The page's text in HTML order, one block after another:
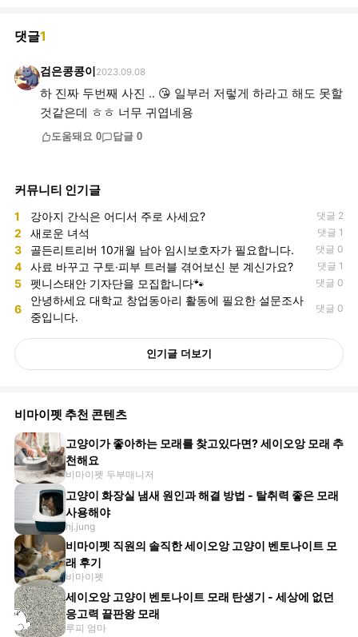
댓글1
검은콩콩이 2023.09.08
하 진짜 두번째 사진 .. 😘 일부러 저렇게 하라고 해도 못할
것같은데 ㅎㅎ 너무 귀엽네용
도움돼요 0 답글 0
커뮤니티 인기글
1 강아지 간식은 어디서 주로 사세요? 댓글 2
2 새로운 녀석 댓글 1
3 골든리트리버 10개월 남아 임시보호자가 필요합니다. 댓글 0
4 사료 바꾸고 구토·피부 트러블 겪어보신 분 계신가요? 댓글 1
5 펫니스태안 기자단을 모집합니다🐾 댓글 0
6
안녕하세요 대학교 창업동아리 활동에 필요한 설문조사
중입니다.
댓글 0
인기글 더보기
비마이펫 추천 콘텐츠
고양이가 좋아하는 모래를 찾고있다면? 세이오앙 모래 추
천해요
비마이펫 두부매니저
고양이 화장실 냄새 원인과 해결 방법 - 탈취력 좋은 모래
사용해야
hj.jung
비마이펫 직원의 솔직한 세이오앙 고양이 벤토나이트 모
래 후기
비마이펫
세이오앙 고양이 벤토나이트 모래 탄생기 - 세상에 없던
응고력 끝판왕 모래
루피 엄마